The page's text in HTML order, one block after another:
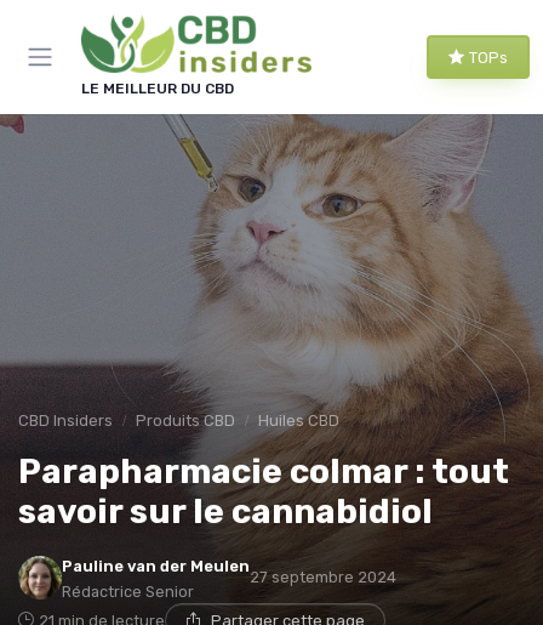
LE MEILLEUR DU CBD
TOPs
CBD Insiders Produits CBD Huiles CBD
Parapharmacie colmar : tout
savoir sur le cannabidiol
Pauline van der Meulen
Rédactrice Senior
27 septembre 2024
21 min de lecture Partager cette page
Panneau de gestion des cookies